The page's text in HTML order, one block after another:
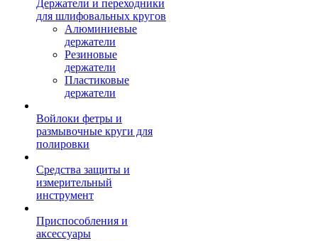
Держатели и переходники
для шлифовальных кругов
Алюминиевые
держатели
Резиновые
держатели
Пластиковые
держатели
Войлоки фетры и
размывочные круги для
полировки
Средства защиты и
измерительный
инструмент
Приспособления и
аксессуары